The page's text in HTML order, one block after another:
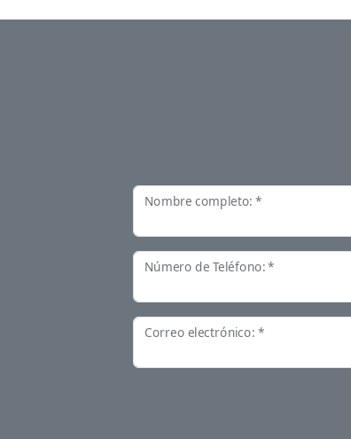
Nombre completo: *
Número de Teléfono: *
Correo electrónico: *